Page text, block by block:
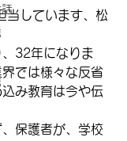
当しています、松
32年になりま
では様々な反省
み教育は今や伝
保護者が、学校